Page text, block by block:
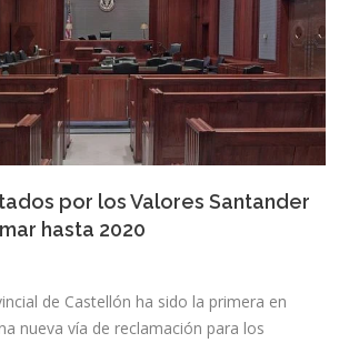
por los Valores Santander
hasta 2020
de Castellón ha sido la primera en
nueva vía de reclamación para los